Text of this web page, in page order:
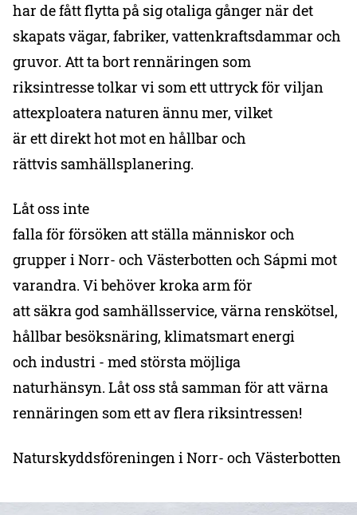
har de fått flytta på sig otaliga gånger när det
skapats vägar, fabriker, vattenkraftsdammar och
gruvor. Att ta bort rennäringen som
riksintresse tolkar vi som ett uttryck för viljan
attexploatera naturen ännu mer, vilket
är ett direkt hot mot en hållbar och
rättvis samhällsplanering.
Låt oss inte
falla för försöken att ställa människor och
grupper i Norr- och Västerbotten och Sápmi mot
varandra. Vi behöver kroka arm för
att säkra god samhällsservice, värna renskötsel,
hållbar besöksnäring, klimatsmart energi
och industri - med största möjliga
naturhänsyn. Låt oss stå samman för att värna
rennäringen som ett av flera riksintressen!
Naturskyddsföreningen i Norr- och Västerbotten